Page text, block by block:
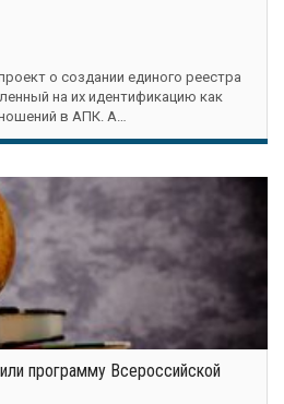
о создании единого реестра
на их идентификацию как
в АПК. А…
программу Всероссийской